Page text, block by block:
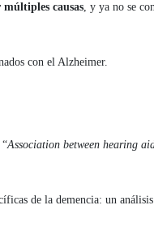
causas, y ya no se
con el Alzheimer.
Association between hearing
de la demencia: un